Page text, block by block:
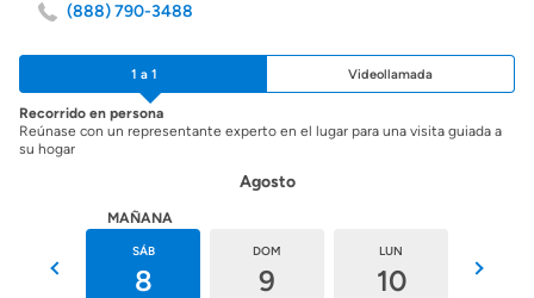
(888) 790-3488
1 a 1 Videollamada
Recorrido en persona
Reúnase con un representante experto en el lugar para una visita guiada a
su hogar
Agosto
MAÑANA
SÁB
8
DOM
9
LUN
10